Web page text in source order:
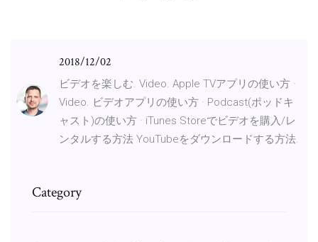
2018/12/02
ビデオを楽しむ. Video. Apple TVアプリの使い方 ·
Video. ビデオアプリの使い方 · Podcast(ポッドキ
ャスト)の使い方 · iTunes Storeでビデオを購入/レ
ンタルする方法 YouTubeをダウンロードする方法.
Category